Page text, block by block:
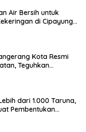
Air Bersih untuk
di Cipayung
Kota Resmi
Teguhkan
dari 1.000 Taruna,
Pembentukan